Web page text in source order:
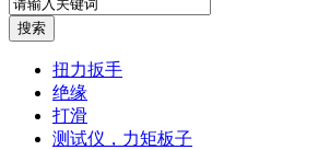
扭力扳手
绝缘
打滑
测试仪，力矩板子